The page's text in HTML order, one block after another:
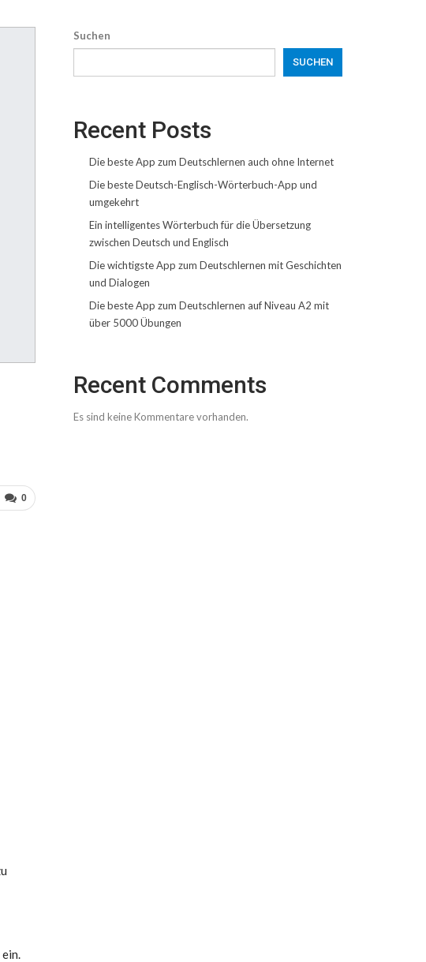
0
Suchen
SUCHEN
Recent Posts
Die beste App zum Deutschlernen auch ohne Internet
Die beste Deutsch-Englisch-Wörterbuch-App und
umgekehrt
Ein intelligentes Wörterbuch für die Übersetzung
zwischen Deutsch und Englisch
Die wichtigste App zum Deutschlernen mit Geschichten
und Dialogen
Die beste App zum Deutschlernen auf Niveau A2 mit
über 5000 Übungen
Recent Comments
Es sind keine Kommentare vorhanden.